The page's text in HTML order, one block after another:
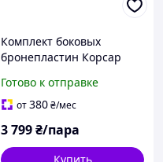
Комплект боковых
бронепластин Корсар
Готово к отправке
от380₴/мес
3 799₴/пара